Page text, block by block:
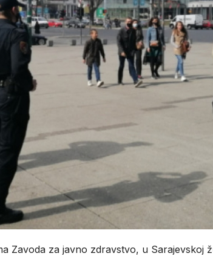
Zavoda za javno zdravstvo, u Sarajevskoj